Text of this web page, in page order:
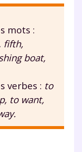
mots :
fifth,
boat,
verbes : to
to want,
pour
du CP à
ou